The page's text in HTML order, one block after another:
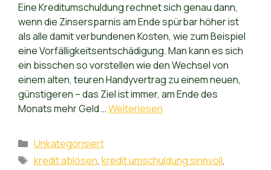
Eine Kreditumschuldung rechnet sich genau dann,
wenn die Zinsersparnis am Ende spürbar höher ist
als alle damit verbundenen Kosten, wie zum Beispiel
eine Vorfälligkeitsentschädigung. Man kann es sich
ein bisschen so vorstellen wie den Wechsel von
einem alten, teuren Handyvertrag zu einem neuen,
günstigeren – das Ziel ist immer, am Ende des
Monats mehr Geld …Weiterlesen
Kategorien
Unkategorisiert
Schlagwörter
kredit ablösen, kredit umschuldung sinnvoll,